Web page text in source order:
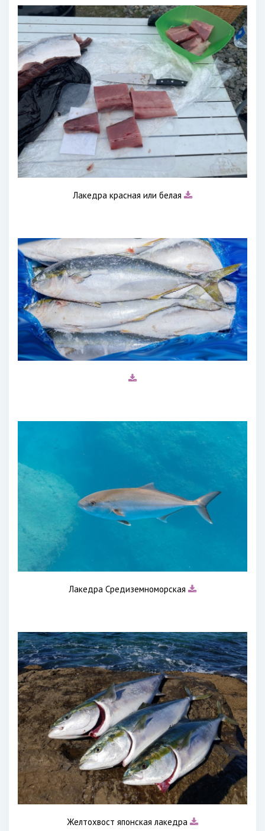
Лакедра красная или белая
Лакедра Средиземноморская
Желтохвост японская лакедра